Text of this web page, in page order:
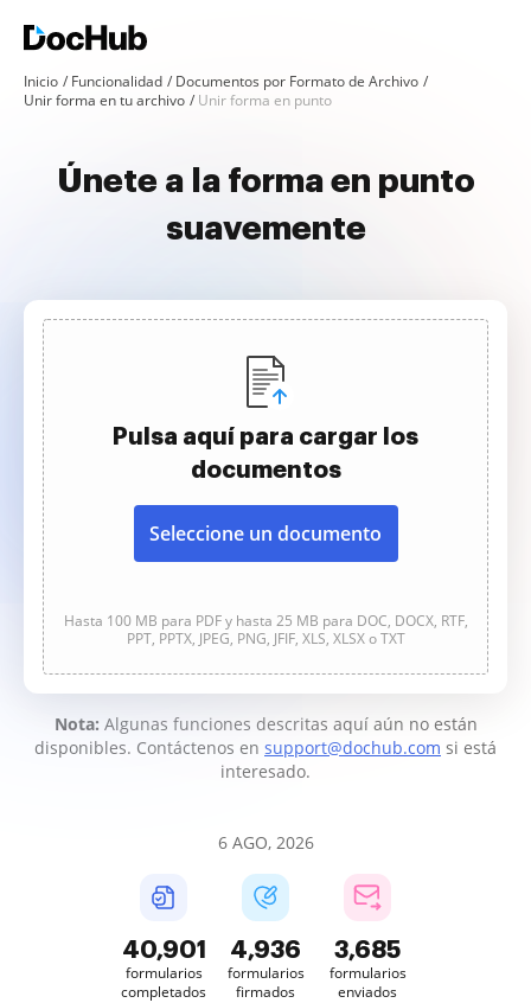
Inicio Funcionalidad
Documentos por Formato de Archivo
Unir forma en tu archivo
Unir forma en punto
Únete a la forma en punto
suavemente
Pulsa aquí para cargar los
documentos
Seleccione un documento
Hasta 100 MB para PDF y hasta 25 MB para DOC, DOCX, RTF,
PPT, PPTX, JPEG, PNG, JFIF, XLS, XLSX o TXT
Nota: Algunas funciones descritas aquí aún no están
disponibles. Contáctenos en support@dochub.com si está
interesado.
6 AGO, 2026
40,901
formularios
completados
4,936
formularios
firmados
3,685
formularios
enviados